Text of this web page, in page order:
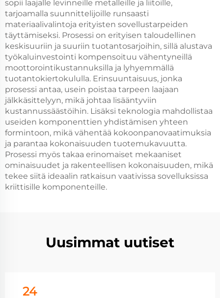
sopii laajalle levinneille metalleille ja liitoille,
tarjoamalla suunnittelijoille runsaasti
materiaalivalintoja erityisten sovellustarpeiden
täyttämiseksi. Prosessi on erityisen taloudellinen
keskisuuriin ja suuriin tuotantosarjoihin, sillä alustava
työkaluinvestointi kompensoituu vähentyneillä
moottorointikustannuksilla ja lyhyemmällä
tuotantokiertokululla. Erinsuuntaisuus, jonka
prosessi antaa, usein poistaa tarpeen laajaan
jälkkäsittelyyn, mikä johtaa lisääntyviin
kustannussäästöihin. Lisäksi teknologia mahdollistaa
useiden komponenttien yhdistämisen yhteen
formintoon, mikä vähentää kokoonpanovaatimuksia
ja parantaa kokonaisuuden tuotemukavuutta.
Prosessi myös takaa erinomaiset mekaaniset
ominaisuudet ja rakenteellisen kokonaisuuden, mikä
tekee siitä ideaalin ratkaisun vaativissa sovelluksissa
kriittisille komponenteille.
Uusimmat uutiset
24